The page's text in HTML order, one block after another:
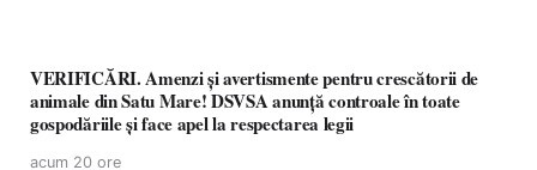
VERIFICĂRI. Amenzi și avertismente pentru crescătorii de
animale din Satu Mare! DSVSA anunță controale în toate
gospodăriile și face apel la respectarea legii
acum 20 ore